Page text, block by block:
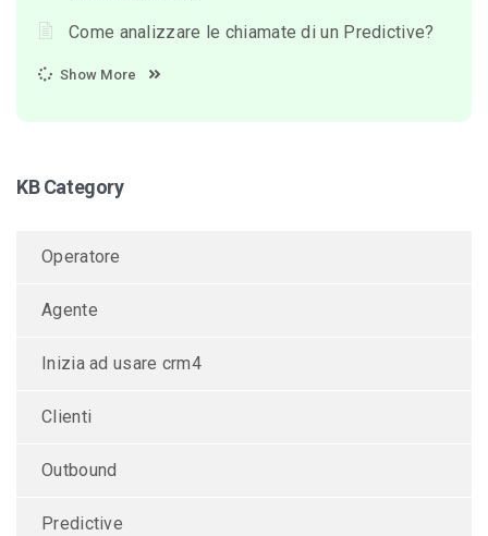
Come analizzare le chiamate di un Predictive?
Show More
KB Category
Operatore
Agente
Inizia ad usare crm4
Clienti
Outbound
Predictive